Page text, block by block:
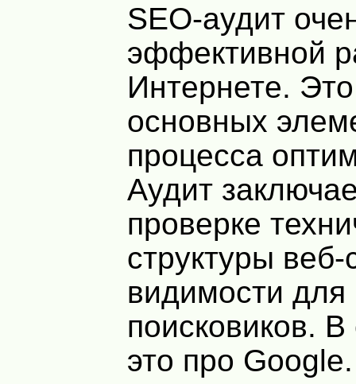
SEO-аудит
эффективной
Интернете.
основных
процесса
Аудит
проверке
структуры веб-
видимости для
поисковиков.
это про Google.